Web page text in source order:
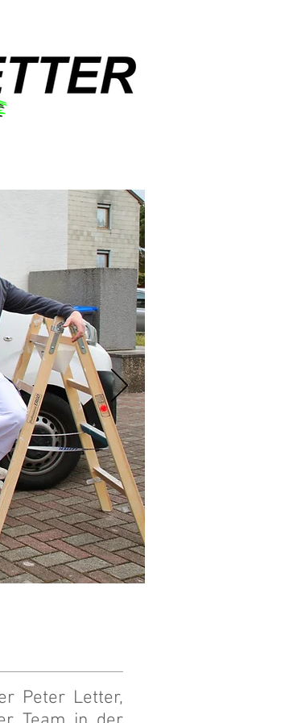
Peter Letter,